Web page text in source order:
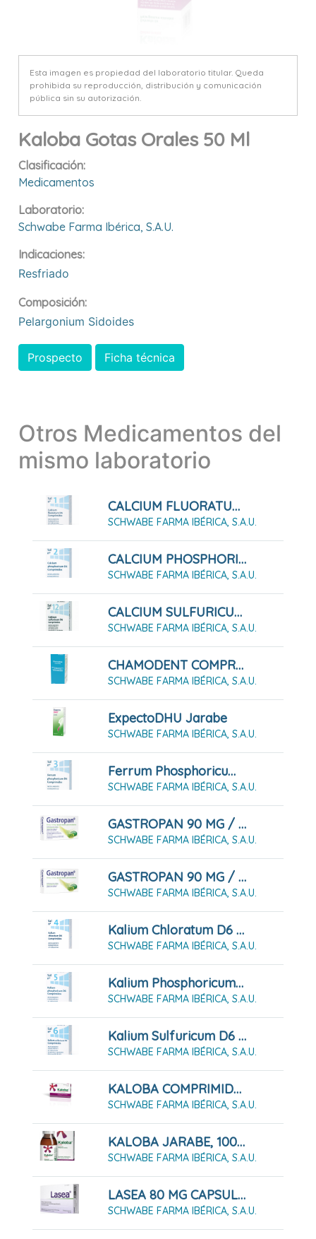
Esta imagen es propiedad del laboratorio titular. Queda
prohibida su reproducción, distribución y comunicación
pública sin su autorización.
Kaloba Gotas Orales 50 Ml
Clasificación:
Medicamentos
Laboratorio:
Schwabe Farma Ibérica, S.a.u.
Indicaciones:
Resfriado
Composición:
Pelargonium Sidoides
Prospecto Ficha técnica
Otros Medicamentos del
mismo laboratorio
CALCIUM FLUORATUM D6 SAL Nº 1, 80 COMPRIMIDOS
SCHWABE FARMA IBÉRICA, S.A.U.
CALCIUM PHOSPHORICUM D6 SAL Nº 2, 80 COMPRIMIDOS
SCHWABE FARMA IBÉRICA, S.A.U.
CALCIUM SULFURICUM D6 SAL Nº 12, 80 COMPRIMIDOS
SCHWABE FARMA IBÉRICA, S.A.U.
CHAMODENT COMPRIMIDOS
SCHWABE FARMA IBÉRICA, S.A.U.
ExpectoDHU Jarabe
SCHWABE FARMA IBÉRICA, S.A.U.
Ferrum Phosphoricum D6 Sal Nº 3, 80 Comprimidos
SCHWABE FARMA IBÉRICA, S.A.U.
GASTROPAN 90 MG / 50 MG CÁPSULAS BLANDAS GASTRORRESISTENTES 14 CÁPSULAS
SCHWABE FARMA IBÉRICA, S.A.U.
GASTROPAN 90 MG / 50 MG CÁPSULAS BLANDAS GASTRORRESISTENTES 42 CÁPSULAS
SCHWABE FARMA IBÉRICA, S.A.U.
Kalium Chloratum D6 Sal Nº4, 80 Comprimidos
SCHWABE FARMA IBÉRICA, S.A.U.
Kalium Phosphoricum D6 Sal Nº5, 80 Comprimidos
SCHWABE FARMA IBÉRICA, S.A.U.
Kalium Sulfuricum D6 Sal Nº6, 80 Comprimidos
SCHWABE FARMA IBÉRICA, S.A.U.
KALOBA COMPRIMIDOS RECUBIERTOS CON PELÍCULA
SCHWABE FARMA IBÉRICA, S.A.U.
KALOBA JARABE, 100ML
SCHWABE FARMA IBÉRICA, S.A.U.
LASEA 80 MG CAPSULAS BLANDAS, 28 Cápsulas
SCHWABE FARMA IBÉRICA, S.A.U.